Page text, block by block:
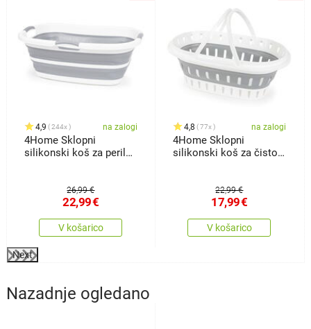
4,9 244x na zalogi
4Home Sklopni
silikonski koš za perilo
26,99 €
22,99€
V košarico
4,8 77x na zalogi
4Home Sklopni
silikonski koš za čisto
22,99 €
17,99€
V košarico
Next
Nazadnje ogledano